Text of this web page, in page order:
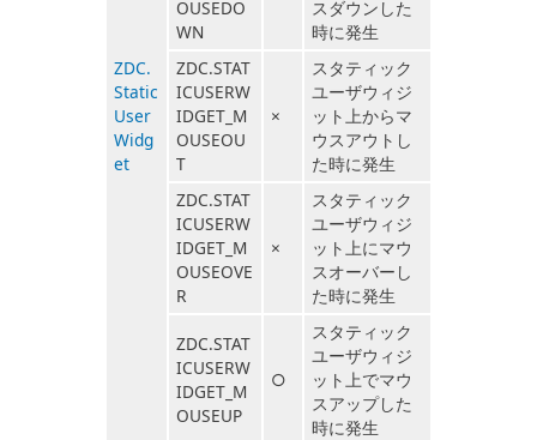
ZDC.
Static
User
Widg
et
OUSEDO
WN
スダウンした
時に発生
ZDC.STAT
ICUSERW
IDGET_M
OUSEOU
T
×
スタティック
ユーザウィジ
ット上からマ
ウスアウトし
た時に発生
ZDC.STAT
ICUSERW
IDGET_M
OUSEOVE
R
×
スタティック
ユーザウィジ
ット上にマウ
スオーバーし
た時に発生
ZDC.STAT
ICUSERW
IDGET_M
OUSEUP
○
スタティック
ユーザウィジ
ット上でマウ
スアップした
時に発生